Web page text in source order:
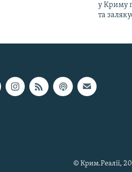
у Криму
та
© Крим.Реалії,